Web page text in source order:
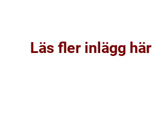
Läs fler inlägg här